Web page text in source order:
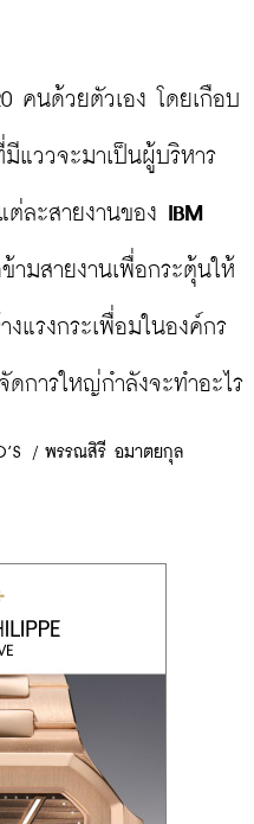
คนด้วยตัวเอง โดยเกือบ
แววจะมาเป็นผู้บริหาร
ละสายงานของ IBM
มสายงานเพื่อกระตุ้นให้
แรงกระเพื่อมในองค์กร
ดการใหญ่กำลังจะทำอะไร
/ พรรณสิรี อมาตยกุล